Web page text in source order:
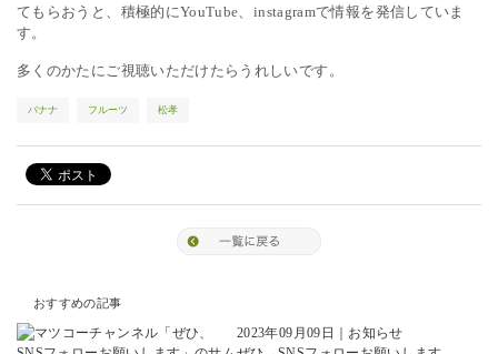
てもらおうと、積極的にYouTube、instagramで情報を発信していま
す。
多くのかたにご視聴いただけたらうれしいです。
バナナ フルーツ 松孝
おすすめの記事
2023年09月09日
お知らせ